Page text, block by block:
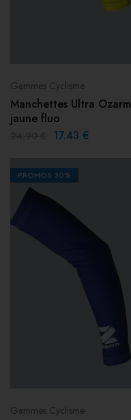
Gammes Cyclisme
Manchettes Ultra Ozarm
jaune fluo
17.43 €
PROMOS 30%
Gammes Cyclisme